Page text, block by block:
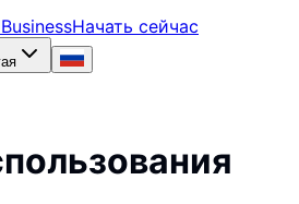
Начать сейчас